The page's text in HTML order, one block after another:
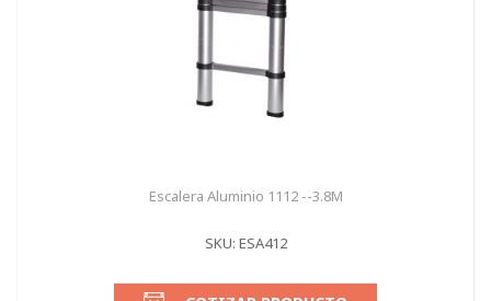
Escalera Aluminio 1112 --3.8M
SKU: ESA412